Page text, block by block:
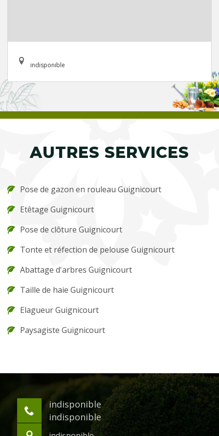
indisponible
AUTRES SERVICES
Pose de gazon en rouleau Guignicourt
Etêtage Guignicourt
Pose de clôture Guignicourt
Tonte et réfection de pelouse Guignicourt
Abattage d'arbres Guignicourt
Taille de haie Guignicourt
Elagueur Guignicourt
Paysagiste Guignicourt
indisponible
indisponible